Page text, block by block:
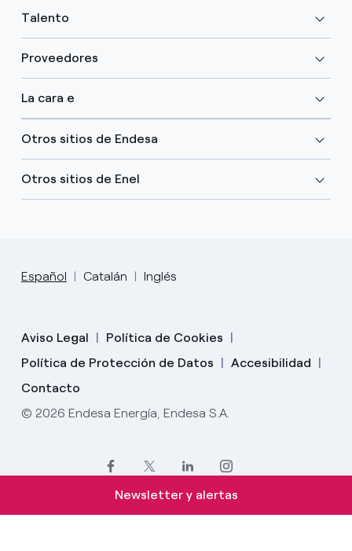
Talento
Proveedores
La cara e
Otros sitios de Endesa
Otros sitios de Enel
Español Catalán Inglés
Aviso Legal
Política de Cookies
Política de Protección de Datos
Accesibilidad
Contacto
© 2026 Endesa Energía, Endesa S.A.
Newsletter y alertas